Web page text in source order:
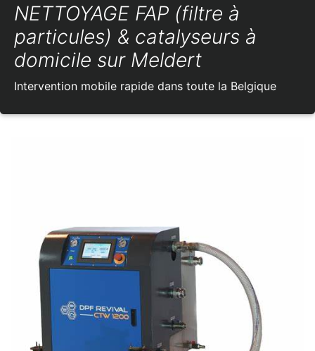
NETTOYAGE FAP (filtre à
particules) & catalyseurs à
domicile sur Meldert
Intervention mobile rapide dans toute la Belgique